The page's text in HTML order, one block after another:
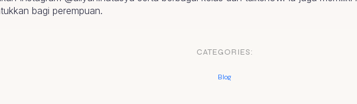
bagi perempuan.
CATEGORIES:
Blog